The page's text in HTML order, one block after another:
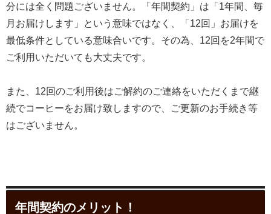
分には全く問題ございません。「年間契約」は「1年間、毎
月お届けします」という意味ではなく、「12回」お届けを
最低条件としている意味合いです。その為、12回を2年間で
ご利用いただいても大丈夫です。
また、12回のご利用後はご解約のご連絡をいただくまで継
続でコーヒーをお届け致しますので、ご更新のお手続き等
はございません。
年間契約のメリット！